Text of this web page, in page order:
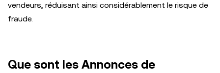
vendeurs, réduisant ainsi considérablement le risque de
fraude.
Que sont les Annonces de